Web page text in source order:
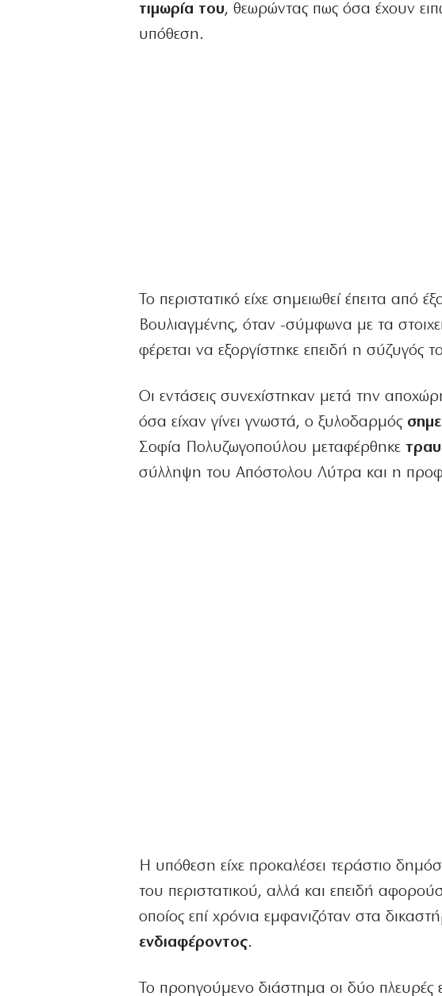
τιμωρία του, θεωρώντας πως όσα έχουν
υπόθεση.
Το περιστατικό είχε σημειωθεί έπειτα από
Βουλιαγμένης, όταν -σύμφωνα με τα
φέρεται να εξοργίστηκε επειδή η σύζυγός
Οι εντάσεις συνεχίστηκαν μετά την
όσα είχαν γίνει γνωστά, ο ξυλοδαρμός
Σοφία Πολυζωγοπούλου μεταφέρθηκε
σύλληψη του Απόστολου Λύτρα και η
Η υπόθεση είχε προκαλέσει τεράστιο
του περιστατικού, αλλά και επειδή
οποίος επί χρόνια εμφανιζόταν στα
ενδιαφέροντος.
Το προηγούμενο διάστημα οι δύο πλευρές